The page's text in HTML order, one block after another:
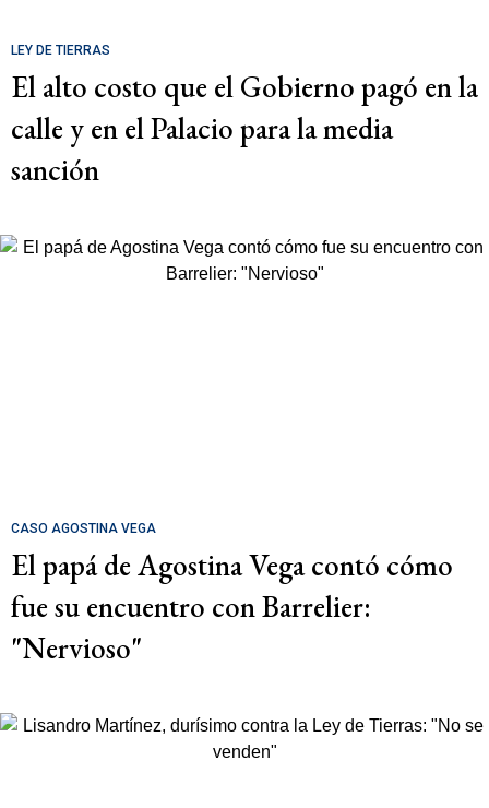
LEY DE TIERRAS
El alto costo que el Gobierno pagó en la
calle y en el Palacio para la media
sanción
CASO AGOSTINA VEGA
El papá de Agostina Vega contó cómo
fue su encuentro con Barrelier:
"Nervioso"